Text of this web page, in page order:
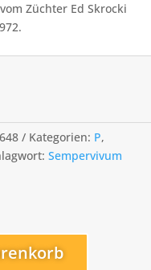
Züchter Ed Skrocki
Kategorien: P,
Sempervivum